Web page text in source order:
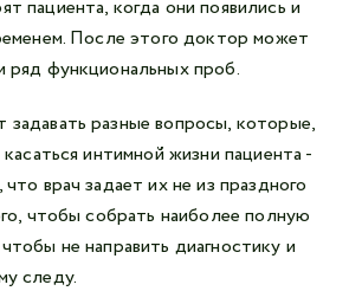
пациента, когда они появились и
После этого доктор может
ряд функциональных проб.
разные вопросы, которые,
интимной жизни пациента -
врач задает их не из праздного
чтобы собрать наиболее полную
не направить диагностику и
следу.